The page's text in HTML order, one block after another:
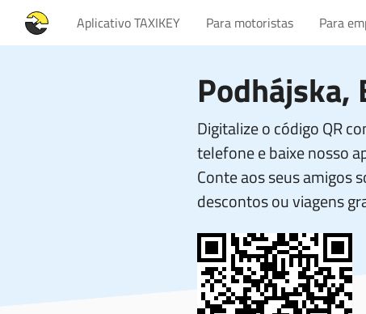
Aplicativo TAXIKEY Para motoristas Para
Podhájska,
Digitalize o código QR
telefone e baixe nosso
Conte aos seus amigos
descontos ou viagens